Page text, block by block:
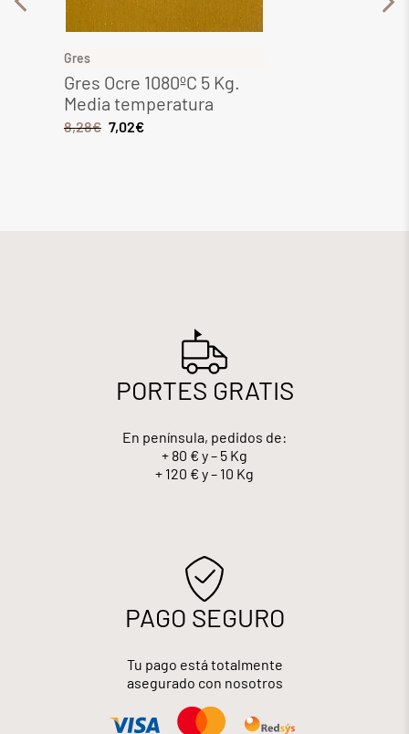
Gres
Gres Ocre 1080ºC 5 Kg.
Media temperatura
8,28€ 7,02€
PORTES GRATIS
En península, pedidos de:
+ 80 € y – 5 Kg
+ 120 € y – 10 Kg
PAGO SEGURO
Tu pago está totalmente
asegurado con nosotros